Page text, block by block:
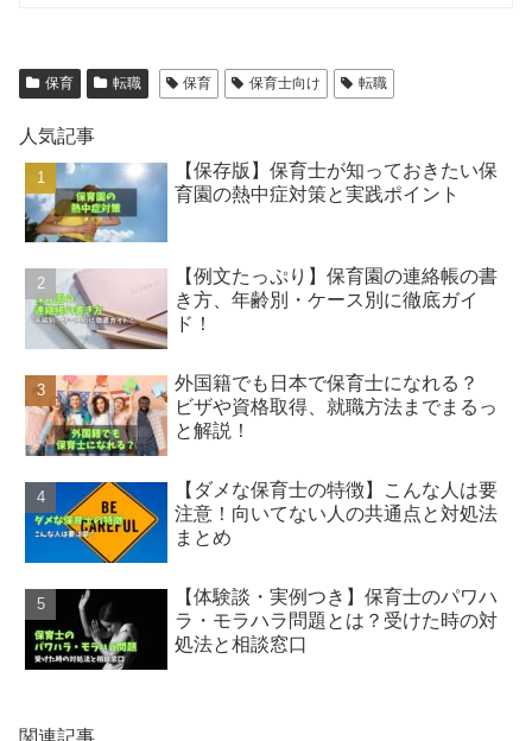
保育 転職 保育 保育士向け 転職
人気記事
【保存版】保育士が知っておきたい保
育園の熱中症対策と実践ポイント
【例文たっぷり】保育園の連絡帳の書
き方、年齢別・ケース別に徹底ガイ
ド！
外国籍でも日本で保育士になれる？
ビザや資格取得、就職方法までまるっ
と解説！
【ダメな保育士の特徴】こんな人は要
注意！向いてない人の共通点と対処法
まとめ
【体験談・実例つき】保育士のパワハ
ラ・モラハラ問題とは？受けた時の対
処法と相談窓口